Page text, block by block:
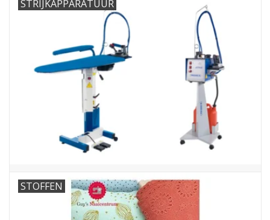
Guy's blog
STRIJKAPPARATUUR
STOFFEN